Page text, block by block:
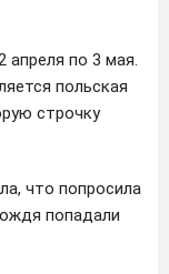
апреля по 3 мая.
польская
строчку
что попросила
попадали